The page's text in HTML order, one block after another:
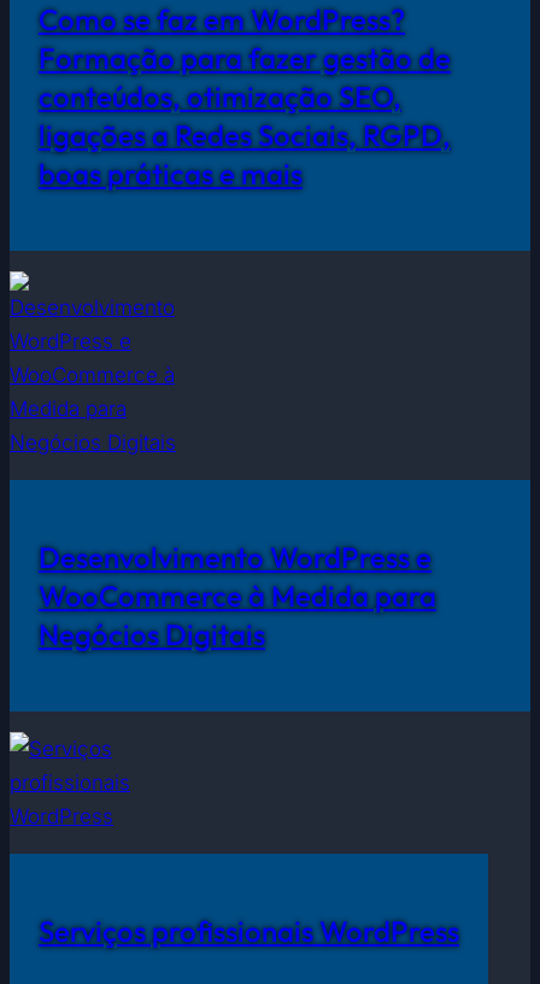
Como se faz em WordPress?
Formação para fazer gestão de
conteúdos, otimização SEO,
ligações a Redes Sociais, RGPD,
boas práticas e mais
Desenvolvimento WordPress e
WooCommerce à Medida para
Negócios Digitais
Serviços profissionais WordPress